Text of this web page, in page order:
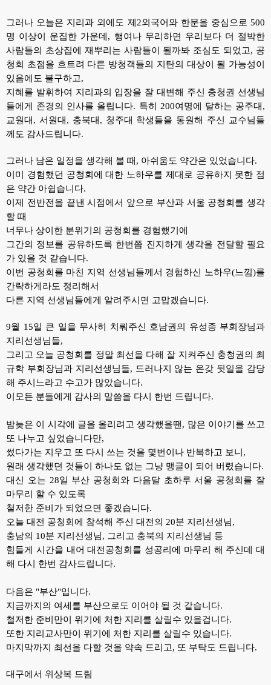
그러나 오늘은 지리과 외에도 제2외국어와 한문을 중심으로 500
명 이상이 운집한 가운데, 행여나 무리하면 우리보다 더 절박한
사람들의 초상집에 재뿌리는 사람들이 될까봐 조심도 되었고, 공
청회 초점을 흐트려 다른 방청객들의 지탄의 대상이 될 가능성이
있음에도 불구하고,
지혜를 발휘하여 지리과의 입장을 잘 대변해 주신 충청권 선생님
들에게 존경의 인사를 올립니다. 특히 200여명에 달하는 공주대,
교원대, 서원대, 충북대, 청주대 학생들을 동원해 주신 교수님들
께도 감사드립니다.
그러나 남은 일정을 생각해 볼 때, 아쉬움도 약간은 있었습니다.
이미 경험했던 공청회에 대한 노하우를 제대로 공유하지 못한 점
은 약간 아쉽습니다.
이제 전반전을 끝낸 시점에서 앞으로 부산과 서울 공청회를 생각
할 때
너무나 상이한 분위기의 공청회를 경험했기에
그간의 정보를 공유하도록 한번쯤 진지하게 생각을 전달할 필요
가 있을 것 같습니다.
이번 공청회를 마친 지역 선생님들께서 경험하신 노하우(느낌)를
간략하게라도 정리해서
다른 지역 선생님들에게 알려주시면 고맙겠습니다.
9월 15일 큰 일을 무사히 치뤄주신 호남권의 유성종 부회장님과
지리선생님들,
그리고 오늘 공청회를 정말 최선을 다해 잘 지켜주신 충청권의 최
규학 부회장님과 지리선생님들, 드러나지 않는 온갖 뒷일을 감당
해 주시느라고 수고가 많았습니다.
이모든 분들에게 감사의 말씀을 다시 한번 드립니다.
밤늦은 이 시각에 글을 올리려고 생각했을땐, 많은 이야기를 쓰고
또 나누고 싶었습니다만,
썼다가는 지우고 또 다시 쓰는 것을 몇번이나 반복하고 보니,
원래 생각했던 것들이 하나도 없는 그냥 맹글이 되어 버렸습니다.
대신 오는 28일 부산 공청회와 다음달 초하루 서울 공청회를 잘
마무리 할 수 있도록
철저한 준비가 되었으면 좋겠습니다.
오늘 대전 공청회에 참석해 주신 대전의 20분 지리선생님,
충남의 10분 지리선생님, 그리고 충북의 지리선생님 등
힘들게 시간을 내어 대전공청회를 성공리에 마무리 해 주신데 대
해 다시 한번 감사드립니다.
다음은 "부산"입니다.
지금까지의 여세를 부산으로도 이어야 될 것 같습니다.
철저한 준비만이 위기에 처한 지리를 살릴수 있을겁니다.
또한 지리교사만이 위기에 처한 지리를 살릴수 있습니다.
마지막까지 최선을 다할 것을 약속 드리고, 또 부탁도 드립니다.
대구에서 위상복 드림